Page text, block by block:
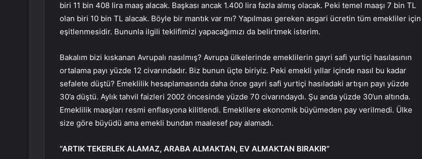
biri 11 bin 408 lira maaş alacak. Başkası ancak 1.400 lira fazla almış olacak. Peki temel maaşı 7 bin TL
olan biri 10 bin TL alacak. Böyle bir mantık var mı? Yapılması gereken asgari ücretin tüm emekliler için
eşitlenmesidir. Bununla ilgili teklifimizi yapacağımızı da belirtmek isterim.
Bakalım bizi kıskanan Avrupalı ​​nasılmış? Avrupa ülkelerinde emeklilerin gayri safi yurtiçi hasılasının
ortalama payı yüzde 12 civarındadır. Biz bunun üçte biriyiz. Peki emekli yıllar içinde nasıl bu kadar
sefalete düştü? Emeklilik hesaplamasında daha önce gayri safi yurtiçi hasıladaki artışın payı yüzde
30’a düştü. Aylık tahvil faizleri 2002 öncesinde yüzde 70 civarındaydı. Şu anda yüzde 30’un altında.
Emeklilik maaşları resmi enflasyona kilitlendi. Emeklilere ekonomik büyümeden pay verilmedi. Ülke
size göre büyüdü ama emekli bundan maalesef pay alamadı.
“ARTIK TEKERLEK ALAMAZ, ARABA ALMAKTAN, EV ALMAKTAN BIRAKIR”